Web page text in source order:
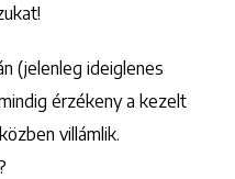
(jelenleg ideiglenes
érzékeny a kezelt
villámlik.